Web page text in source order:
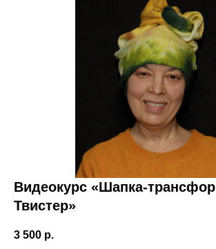
Видеокурс «Шапка-
Твистер»
3 500 р.